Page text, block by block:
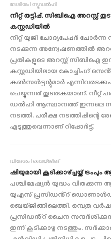
ദേശീയം I ന്യൂഡൽഹി
നീറ്റ് തട്ടിപ്പ്, സിബിഐ അറസ്റ്റ്
കസ്റ്റഡിയിൽ
നീറ്റ് യുജി ചോദ്യപേപ്പർ
നടക്കുന്ന അന്വേഷണത്തിൽ
പ്രതികളുടെ അറസ്റ്റ് സിബിഐ
കസ്റ്റഡിയിലായ കോച്ചിംഗ്
കൺസൾട്ടന്റുമാർ
ചെയ്യുന്നത് തുടരുകയാണ്. നീറ്റ്
ഡൽഹി ആസ്ഥാനത്ത് ഇന്നലെ
നടത്തി. പരീക്ഷ നടത്തിപ്പിന്റെ
എടുത്തുവെന്നാണ് റിപ്പോർട്ട്.
വിദേശം l ബെയ്ജിങ്
ഷിയുമായി കൂടിക്കാഴ്ച്ചയ്ക്ക്
പശ്ചിമേഷ്യൻ യുദ്ധം
യുഎസ് പ്രസിഡൻ്റ് ഡൊണാൾഡ്
ബെയ്ജിങ്ങിലെത്തി. ഒമ്പതു
പ്രസിഡൻ്റ് ചൈന
ഇന്ന് കൂടിക്കാഴ്ച നടത്തും.